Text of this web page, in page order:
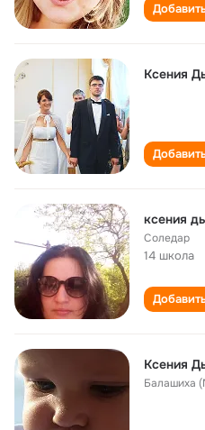
Ксения
ксения
Соледар
14 школа
Ксения
Балашиха